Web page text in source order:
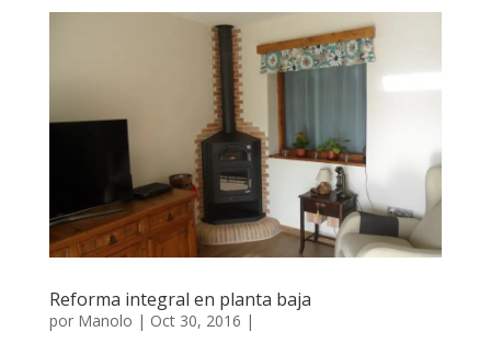
Reforma integral en planta baja
por Manolo | Oct 30, 2016 |